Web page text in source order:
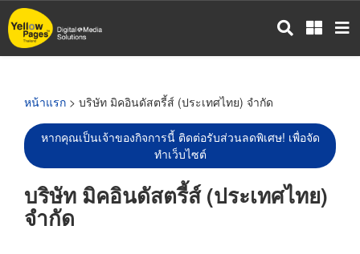
ข้าม
ไป
หน้าแรก > บริษัท มิคอินดัสตรี้ส์ (ประเทศไทย) จำกัด
หากคุณเป็นเจ้าของกิจการนี้ ติดต่อรับส่วนลดพิเศษ! เพื่อจัด
ทำเว็บไซต์
บริษัท มิคอินดัสตรี้ส์ (ประเทศไทย)
จำกัด